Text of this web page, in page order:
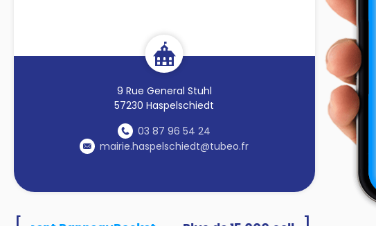
9 Rue General Stuhl
57230 Haspelschiedt
03 87 96 54 24
mairie.haspelschiedt@tubeo.fr